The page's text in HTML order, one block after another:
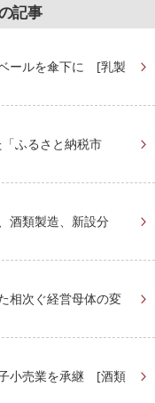
記事
ールを傘下に [乳製
ふるさと納税市
酒類製造、新設分
相次ぐ経営母体の変
小売業を承継 [酒類